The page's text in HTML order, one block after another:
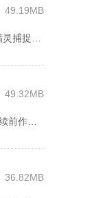
49.19MB
49.32MB
36.82MB